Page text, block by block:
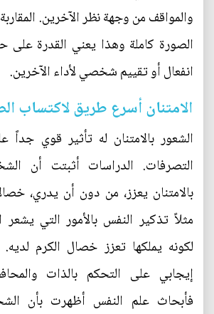
والمواقف من وجهة نظر الآخرين.
الصورة كاملة وهذا يعني القدرة على
انفعال أو تقييم شخصي لأداء الآخرين.
الامتنان أسرع طريق لاكتساب
الشعور بالامتنان له تأثير قوي
التصرفات. الدراسات أثبتت أن
بالامتنان يعزز، من دون أن يدري،
مثلاً تذكير النفس بالأمور التي
لكونه يملكها تعزز خصال الكرم لديه.
إيجابي على التحكم بالذات
فأبحاث علم النفس أظهرت بأن